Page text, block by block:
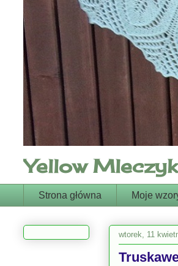
Yellow
Strona główna Moje
wtorek, 11